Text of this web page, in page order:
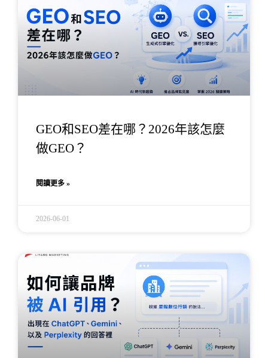
GEO和SEO差在哪？2026年該怎麼
做GEO？
閱讀更多 »
2026-06-01